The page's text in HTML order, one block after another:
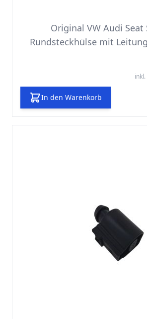
Original VW Audi Seat
Rundsteckhülse mit
In den Warenkorb